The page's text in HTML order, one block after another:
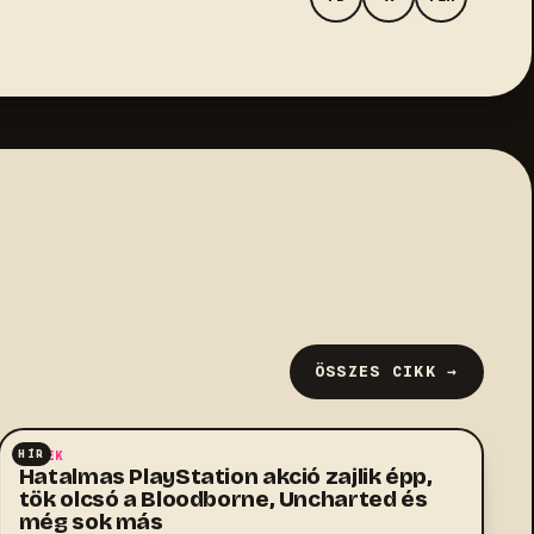
ÖSSZES CIKK →
HÍR
HÍREK
Hatalmas PlayStation akció zajlik épp,
tök olcsó a Bloodborne, Uncharted és
még sok más